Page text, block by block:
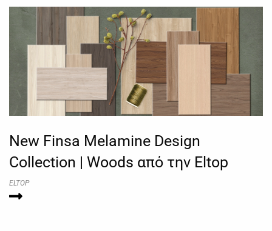
New Finsa Melamine Design
Collection | Woods από την Eltop
ELTOP